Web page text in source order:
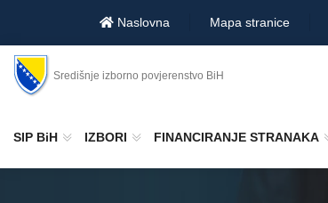
Naslovna Mapa stranice
Središnje izborno povjerenstvo BiH
SIP BiH IZBORI FINANCIRANJE STRANAKA